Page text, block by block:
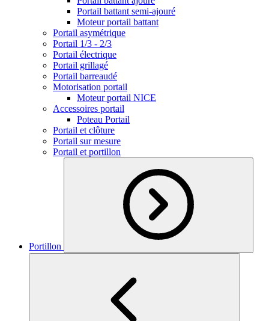
Portail battant semi-ajouré
Moteur portail battant
Portail asymétrique
Portail 1/3 - 2/3
Portail électrique
Portail grillagé
Portail barreaudé
Motorisation portail
Moteur portail NICE
Accessoires portail
Poteau Portail
Portail et clôture
Portail sur mesure
Portail et portillon
Portillon